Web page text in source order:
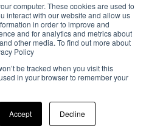
computer. These cookies are used to
interact with our website and allow us
in order to improve and
and for analytics and metrics about
other media. To find out more about
Policy
be tracked when you visit this
in your browser to remember your
Accept Decline